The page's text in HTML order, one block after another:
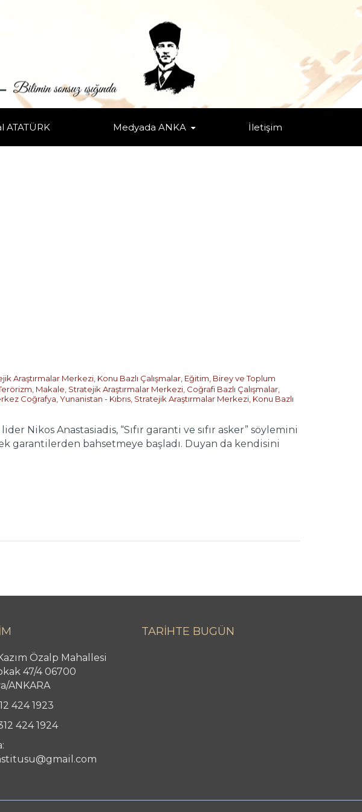
ATATÜRK Medyada ANKA İletişim
Araştırmalar Merkezi Konu Bazlı Çalışmalar Eğitim, Birey ve Toplum
Makale Stratejik Araştırmalar Merkezi Coğrafi Bazlı Çalışmalar
Coğrafya Yunanistan - Kıbrıs Stratejik Araştırmalar Merkezi Konu Bazlı
Nikos Anastasiadis, “Sıfır garanti ve sıfır asker” söylemini
garantilerden bahsetmeye başladı. Duyan da kendisini
Özalp Mahallesi
47/4 06700
ANKARA
424 1923
424 1924
TARİHTE BUGÜN